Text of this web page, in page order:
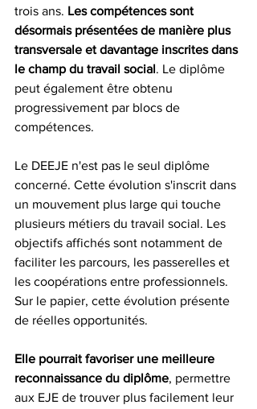
trois ans. Les compétences sont
désormais présentées de manière plus
transversale et davantage inscrites dans
le champ du travail social. Le diplôme
peut également être obtenu
progressivement par blocs de
compétences.
Le DEEJE n'est pas le seul diplôme
concerné. Cette évolution s'inscrit dans
un mouvement plus large qui touche
plusieurs métiers du travail social. Les
objectifs affichés sont notamment de
faciliter les parcours, les passerelles et
les coopérations entre professionnels.
Sur le papier, cette évolution présente
de réelles opportunités.
Elle pourrait favoriser une meilleure
reconnaissance du diplôme, permettre
aux EJE de trouver plus facilement leur